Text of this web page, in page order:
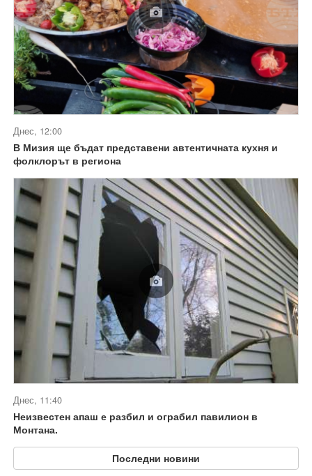
Днес, 12:00
В Мизия ще бъдат представени автентичната кухня и
фолклорът в региона
Днес, 11:40
Неизвестен апаш е разбил и ограбил павилион в
Монтана.
Последни новини